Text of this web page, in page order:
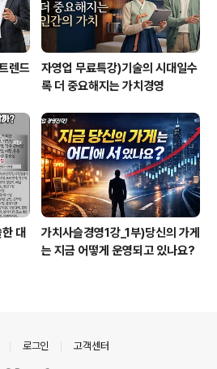
렌드
자영업 무료특강)기술의 시대일수
록 더 중요해지는 가치경영
대
가치사슬경영1강_1부)당신의 가게
는 지금 어떻게 운영되고 있나요?
로그인 고객센터